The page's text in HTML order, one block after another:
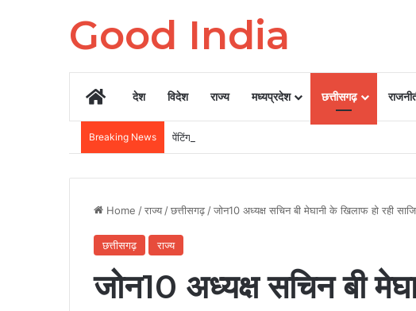
Good India
Homeदेश विदेश राज्य मध्यप्रदेश छत्तीसगढ़
Breaking News पेंटिंग के लिए दी इनोवा का इंजन बदलने का आरोप, गैराज संचालक
Home /राज्य /छत्तीसगढ़ /जोन10 अध्यक्ष सचिन बी मेघानी के खिलाफ हो रही
छत्तीसगढ़ राज्य
जोन10 अध्यक्ष सचिन बी